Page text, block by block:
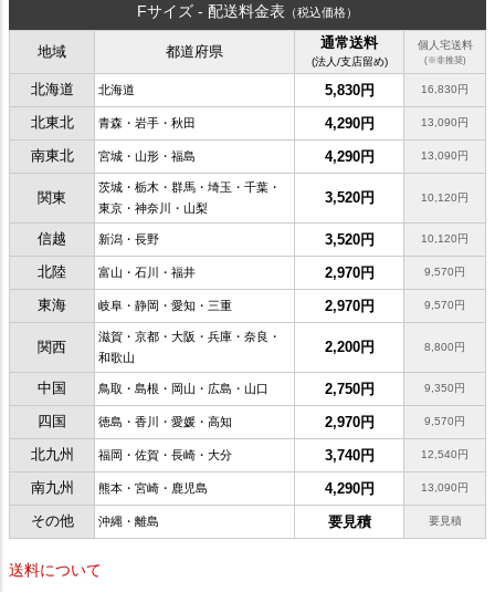
Fサイズ - 配送料金表 （税込価格）
地域 都道府県
通常送料
(法人/支店留め)
個人宅送料
(※非推奨)
北海道 北海道 5,830円 16,830円
北東北 青森・岩手・秋田 4,290円 13,090円
南東北 宮城・山形・福島 4,290円 13,090円
関東
茨城・栃木・群馬・埼玉・千葉・
東京・神奈川・山梨
3,520円 10,120円
信越 新潟・長野 3,520円 10,120円
北陸 富山・石川・福井 2,970円 9,570円
東海 岐阜・静岡・愛知・三重 2,970円 9,570円
関西
滋賀・京都・大阪・兵庫・奈良・
和歌山
2,200円 8,800円
中国 鳥取・島根・岡山・広島・山口 2,750円 9,350円
四国 徳島・香川・愛媛・高知 2,970円 9,570円
北九州 福岡・佐賀・長崎・大分 3,740円 12,540円
南九州 熊本・宮崎・鹿児島 4,290円 13,090円
その他 沖縄・離島 要見積 要見積
送料について